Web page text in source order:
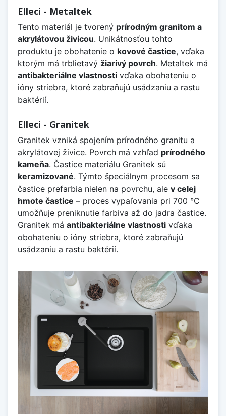
Elleci - Metaltek
Tento materiál je tvorený prírodným granitom a
akrylátovou živicou. Unikátnosťou tohto
produktu je obohatenie o kovové častice, vďaka
ktorým má trblietavý žiarivý povrch. Metaltek má
antibakteriálne vlastnosti vďaka obohateniu o
ióny striebra, ktoré zabraňujú usádzaniu a rastu
baktérií.
Elleci - Granitek
Granitek vzniká spojením prírodného granitu a
akrylátovej živice. Povrch má vzhľad prírodného
kameňa. Častice materiálu Granitek sú
keramizované. Týmto špeciálnym procesom sa
častice prefarbia nielen na povrchu, ale v celej
hmote častice – proces vypaľovania pri 700 °C
umožňuje preniknutie farbiva až do jadra častice.
Granitek má antibakteriálne vlastnosti vďaka
obohateniu o ióny striebra, ktoré zabraňujú
usádzaniu a rastu baktérií.